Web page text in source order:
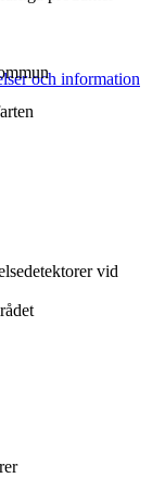
och information
vid